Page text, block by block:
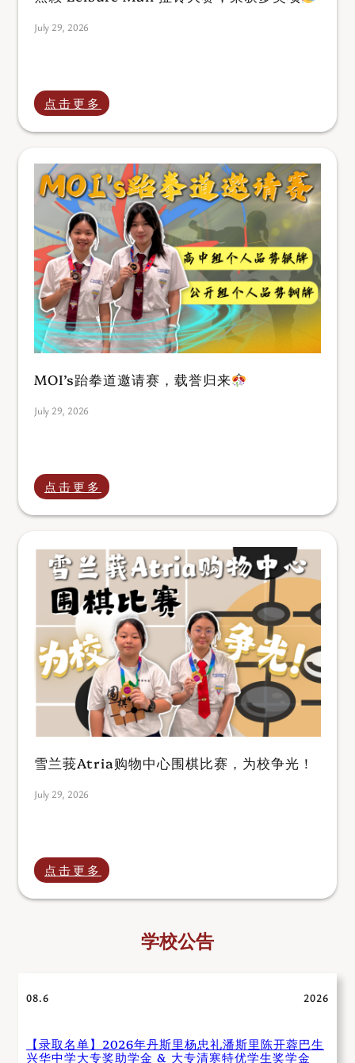
July 29, 2026
点击更多
MOI’s跆拳道邀请赛，载誉归来
July 29, 2026
点击更多
雪兰莪Atria购物中心围棋比赛，为校争光！
July 29, 2026
点击更多
学校公告
08.6 2026
【录取名单】2026年丹斯里杨忠礼潘斯里陈开蓉巴生
兴华中学大专奖助学金 & 大专清寒特优学生奖学金